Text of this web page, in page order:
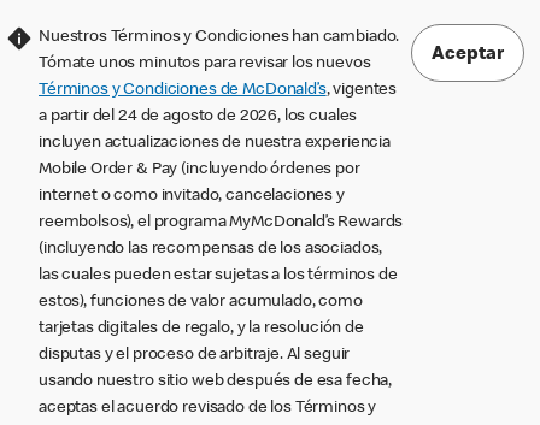
Nuestros Términos y Condiciones han cambiado.
Tómate unos minutos para revisar los nuevos
Términos y Condiciones de McDonald’s, vigentes
a partir del 24 de agosto de 2026, los cuales
incluyen actualizaciones de nuestra experiencia
Mobile Order & Pay (incluyendo órdenes por
internet o como invitado, cancelaciones y
reembolsos), el programa MyMcDonald’s Rewards
(incluyendo las recompensas de los asociados,
las cuales pueden estar sujetas a los términos de
estos), funciones de valor acumulado, como
tarjetas digitales de regalo, y la resolución de
disputas y el proceso de arbitraje. Al seguir
usando nuestro sitio web después de esa fecha,
aceptas el acuerdo revisado de los Términos y
Aceptar